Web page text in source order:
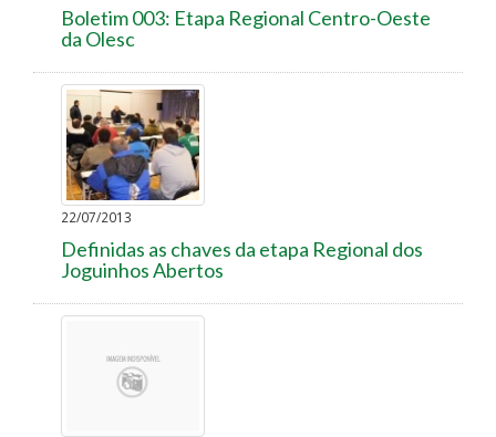
Boletim 003: Etapa Regional Centro-Oeste
da Olesc
22/07/2013
Definidas as chaves da etapa Regional dos
Joguinhos Abertos